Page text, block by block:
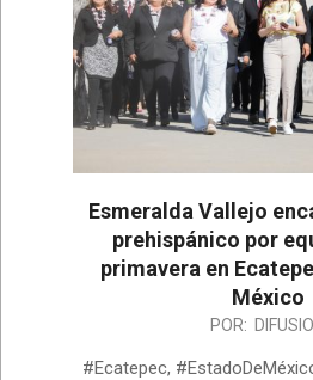
Esmeralda Vallejo
prehispánico por
primavera en
México
POR:
#Ecatepec,